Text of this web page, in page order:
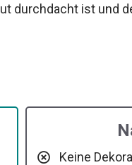
durchdacht ist und
Keine